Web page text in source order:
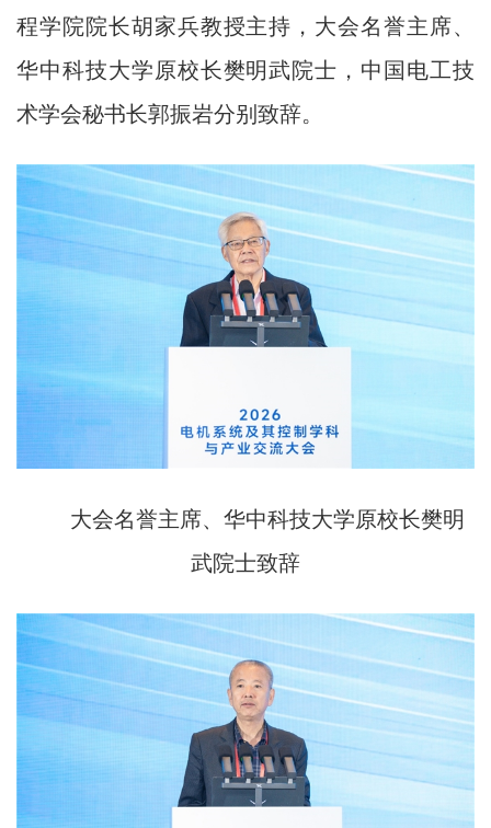
程学院院长胡家兵教授主持，大会名誉主席、
华中科技大学原校长樊明武院士，中国电工技
术学会秘书长郭振岩分别致辞。
大会名誉主席、华中科技大学原校长樊明
武院士致辞